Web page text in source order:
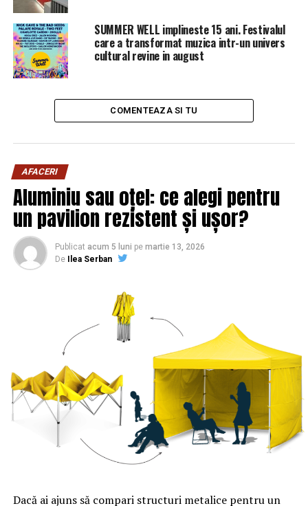
SUMMER WELL implineste 15 ani. Festivalul
care a transformat muzica intr-un univers
cultural revine in august
COMENTEAZA SI TU
AFACERI
Aluminiu sau oțel: ce alegi pentru
un pavilion rezistent și ușor?
Publicat acum 5 luni pe martie 13, 2026
De
Ilea Serban
Dacă ai ajuns să compari structuri metalice pentru un